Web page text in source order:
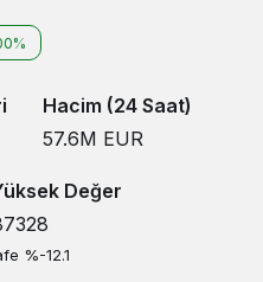
Hacim (24 Saat)
57.6M EUR
Değer
%-12.1